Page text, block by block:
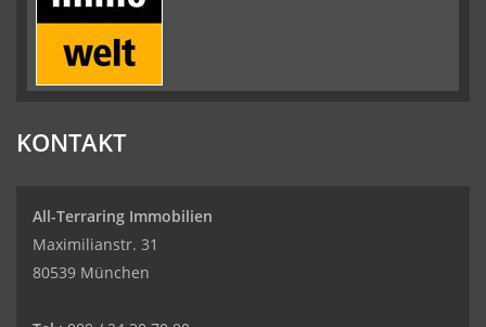
KONTAKT
All-Terraring Immobilien
Maximilianstr. 31
80539 München